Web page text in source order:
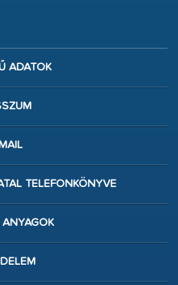
ADATOK
TELEFONKÖNYVE
ANYAGOK